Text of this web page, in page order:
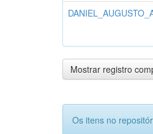
Mostrar registro
Os itens no